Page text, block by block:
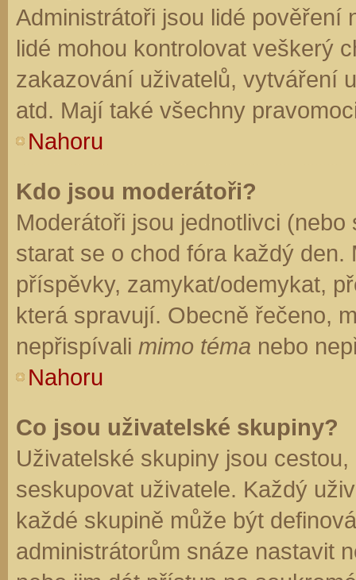
Administrátoři jsou lidé pověření
lidé mohou kontrolovat veškerý
zakazování uživatelů, vytváření
atd. Mají také všechny
Nahoru
Kdo jsou moderátoři?
Moderátoři jsou jednotlivci
starat se o chod fóra každý
příspěvky, zamykat/odemykat,
která spravují. Obecně řečeno,
nepřispívali mimo téma nebo
Nahoru
Co jsou uživatelské skupiny?
Uživatelské skupiny jsou
seskupovat uživatele. Každý
každé skupině může být
administrátorům snáze nastavit